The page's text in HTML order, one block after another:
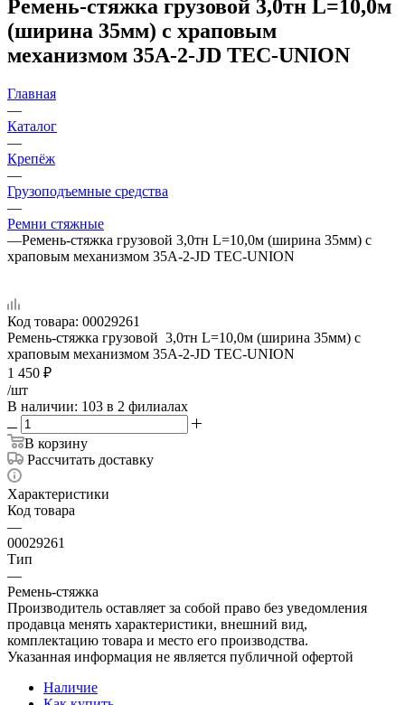
Ремень-стяжка грузовой 3,0тн L=10,0м
(ширина 35мм) с храповым
механизмом 35A-2-JD TEC-UNION
Главная
—
Каталог
—
Крепёж
—
Грузоподъемные средства
—
Ремни стяжные
—Ремень-стяжка грузовой 3,0тн L=10,0м (ширина 35мм) с
храповым механизмом 35A-2-JD TEC-UNION
Код товара: 00029261
Ремень-стяжка грузовой 3,0тн L=10,0м (ширина 35мм) с
храповым механизмом 35A-2-JD TEC-UNION
1 450 ₽
/шт
В наличии: 103 в 2 филиалах
В корзину
Рассчитать доставку
Характеристики
Код товара
—
00029261
Тип
—
Ремень-стяжка
Производитель оставляет за собой право без уведомления
продавца менять характеристики, внешний вид,
комплектацию товара и место его производства.
Указанная информация не является публичной офертой
Наличие